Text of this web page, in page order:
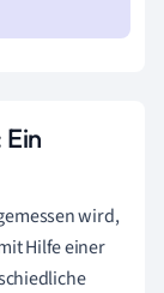
wird,
Hilfe einer